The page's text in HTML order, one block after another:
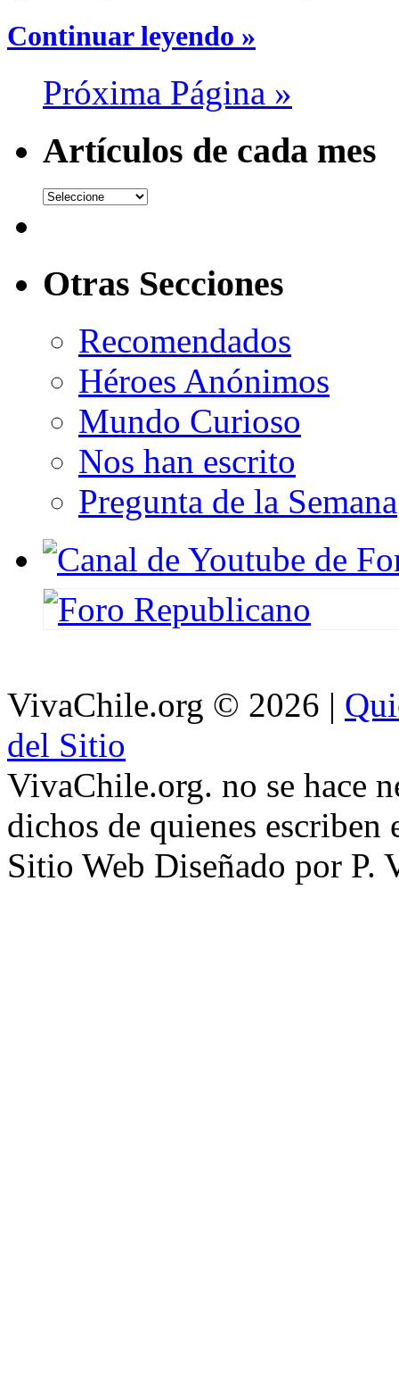
Continuar leyendo »
Próxima Página »
Artículos de cada mes
Otras Secciones
Recomendados
Héroes Anónimos
Mundo Curioso
Nos han escrito
Pregunta de la Semana
VivaChile.org © 2026 |
del Sitio
VivaChile.org. no se hace
dichos de quienes escriben
Sitio Web Diseñado por